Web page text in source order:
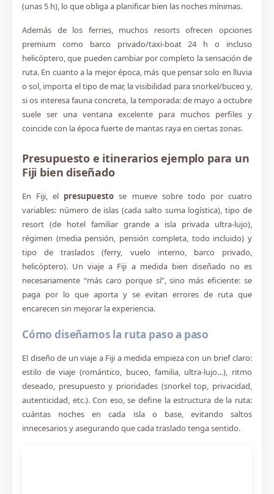
(unas 5 h), lo que obliga a planificar bien las noches mínimas.
Además de los ferries, muchos resorts ofrecen opciones
premium como barco privado/taxi-boat 24 h o incluso
helicóptero, que pueden cambiar por completo la sensación de
ruta. En cuanto a la mejor época, más que pensar solo en lluvia
o sol, importa el tipo de mar, la visibilidad para snorkel/buceo y,
si os interesa fauna concreta, la temporada: de mayo a octubre
suele ser una ventana excelente para muchos perfiles y
coincide con la época fuerte de mantas raya en ciertas zonas.
Presupuesto e itinerarios ejemplo para un
Fiji bien diseñado
En Fiji, el presupuesto se mueve sobre todo por cuatro
variables: número de islas (cada salto suma logística), tipo de
resort (de hotel familiar grande a isla privada ultra-lujo),
régimen (media pensión, pensión completa, todo incluido) y
tipo de traslados (ferry, vuelo interno, barco privado,
helicóptero). Un viaje a Fiji a medida bien diseñado no es
necesariamente “más caro porque sí”, sino más eficiente: se
paga por lo que aporta y se evitan errores de ruta que
encarecen sin mejorar la experiencia.
Cómo diseñamos la ruta paso a paso
El diseño de un viaje a Fiji a medida empieza con un brief claro:
estilo de viaje (romántico, buceo, familia, ultra-lujo…), ritmo
deseado, presupuesto y prioridades (snorkel top, privacidad,
autenticidad, etc.). Con eso, se define la estructura de la ruta:
cuántas noches en cada isla o base, evitando saltos
innecesarios y asegurando que cada traslado tenga sentido.